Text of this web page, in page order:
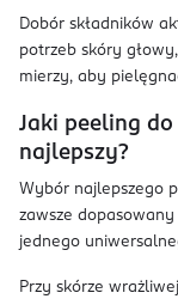
Dobór składników
potrzeb skóry
mierzy, aby
Jaki peeling do
najlepszy?
Wybór najlepszego
zawsze
jednego
Przy skórze